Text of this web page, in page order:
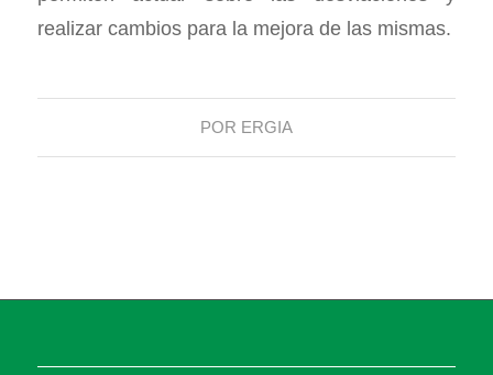
realizar cambios para la mejora de las mismas.
POR ERGIA